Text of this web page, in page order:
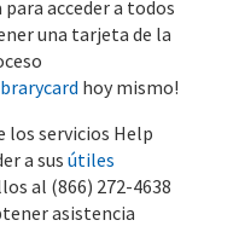
acceder a todos
una tarjeta de la
hoy mismo!
los servicios Help
a sus útiles
al (866) 272-4638
asistencia